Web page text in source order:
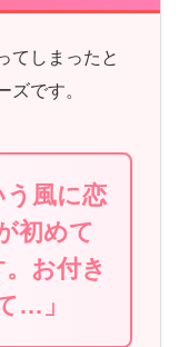
てしまったと
ズです。
風に恋
初めて
お付き
…」